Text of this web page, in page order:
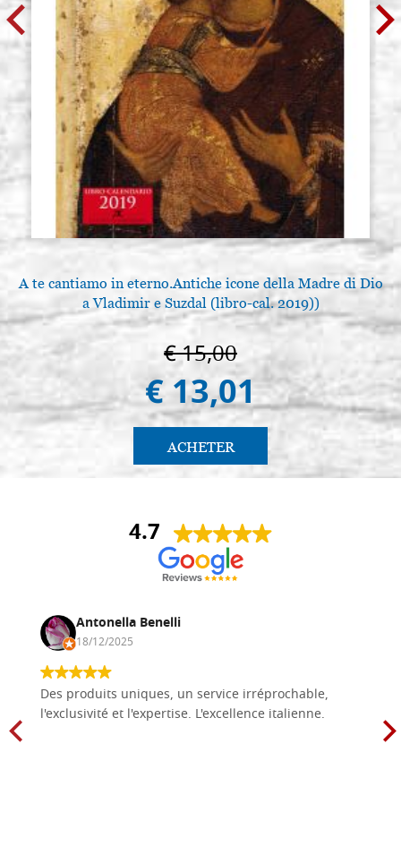
A te cantiamo in eterno.Antiche icone della Madre di Dio
a Vladimir e Suzdal (libro-cal. 2019))
€ 15,00
€ 13,01
ACHETER
4.7
Antonella Benelli
18/12/2025
Des produits uniques, un service irréprochable,
l'exclusivité et l'expertise. L'excellence italienne.